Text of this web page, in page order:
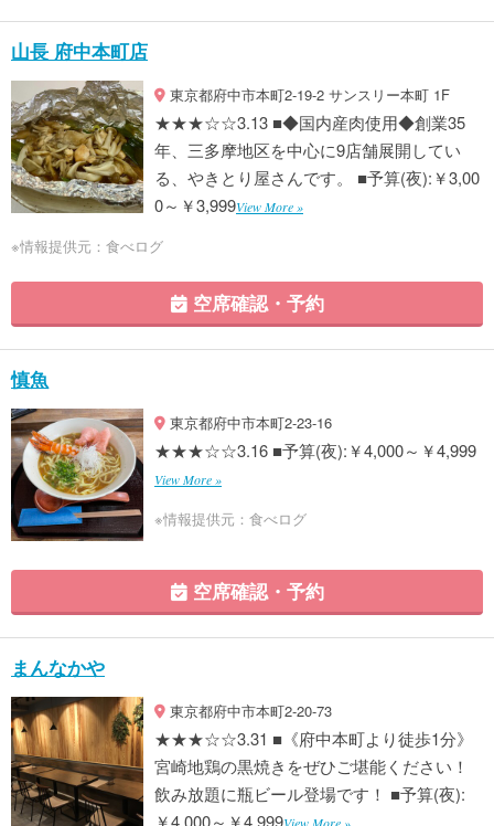
山長 府中本町店
東京都府中市本町2-19-2 サンスリー本町 1F
★★★☆☆3.13 ■◆国内産肉使用◆創業35
年、三多摩地区を中心に9店舗展開してい
る、やきとり屋さんです。 ■予算(夜):￥3,00
0～￥3,999View More »
※情報提供元：食べログ
空席確認・予約
慎魚
東京都府中市本町2-23-16
★★★☆☆3.16 ■予算(夜):￥4,000～￥4,999
View More »
※情報提供元：食べログ
空席確認・予約
まんなかや
東京都府中市本町2-20-73
★★★☆☆3.31 ■《府中本町より徒歩1分》
宮崎地鶏の黒焼きをぜひご堪能ください！
飲み放題に瓶ビール登場です！ ■予算(夜):
￥4,000～￥4,999View More »